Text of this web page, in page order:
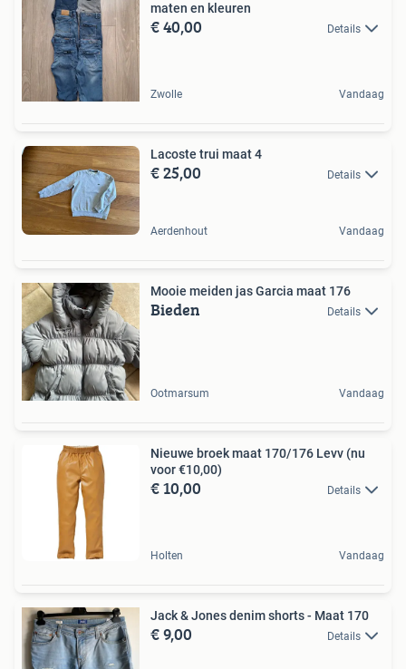
maten en kleuren
€ 40,00 Details
Zwolle Vandaag
Lacoste trui maat 4
€ 25,00 Details
Aerdenhout Vandaag
Mooie meiden jas Garcia maat 176
Bieden Details
Ootmarsum Vandaag
Nieuwe broek maat 170/176 Levv (nu
voor €10,00)
€ 10,00 Details
Holten Vandaag
Jack & Jones denim shorts - Maat 170
€ 9,00 Details